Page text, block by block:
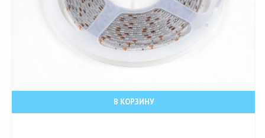
В КОРЗИНУ